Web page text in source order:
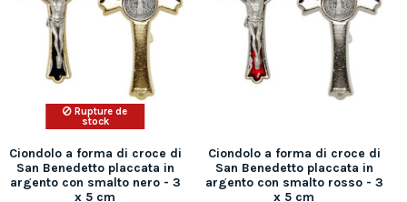
Rupture de
stock
Ciondolo a forma di croce di
San Benedetto placcata in
argento con smalto nero - 3
x 5 cm
Ciondolo a forma di croce di
San Benedetto placcata in
argento con smalto rosso - 3
x 5 cm